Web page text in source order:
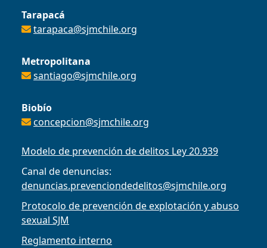
Tarapacá
tarapaca@sjmchile.org
Metropolitana
santiago@sjmchile.org
Biobío
concepcion@sjmchile.org
Modelo de prevención de delitos Ley 20.939
Canal de denuncias:
denuncias.prevenciondedelitos@sjmchile.org
Protocolo de prevención de explotación y abuso
sexual SJM
Reglamento interno